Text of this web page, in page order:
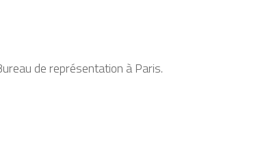
de représentation à Paris.